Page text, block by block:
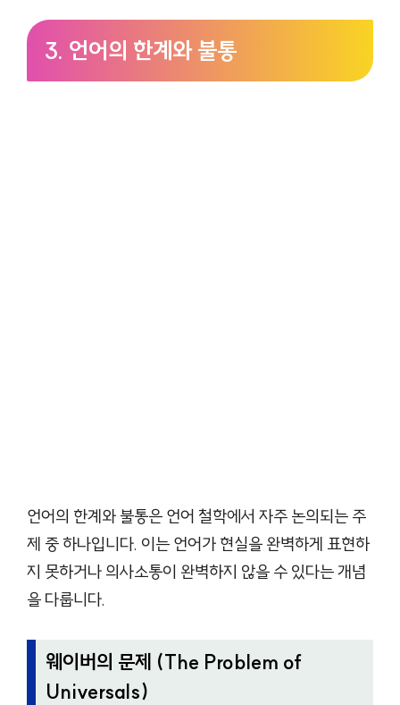
3. 언어의 한계와 불통
언어의 한계와 불통은 언어 철학에서 자주 논의되는 주
제 중 하나입니다. 이는 언어가 현실을 완벽하게 표현하
지 못하거나 의사소통이 완벽하지 않을 수 있다는 개념
을 다룹니다.
웨이버의 문제 (The Problem of
Universals)